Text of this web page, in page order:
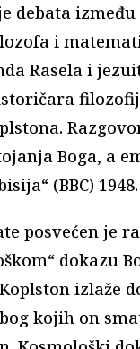
debata između
i
Rasela i
Boga, a
(BBC)
posvećen je
dokazu
izlaže
kojih on